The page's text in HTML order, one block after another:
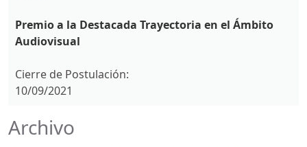
Premio a la Destacada Trayectoria en el Ámbito
Audiovisual
Cierre de Postulación:
10/09/2021
Archivo